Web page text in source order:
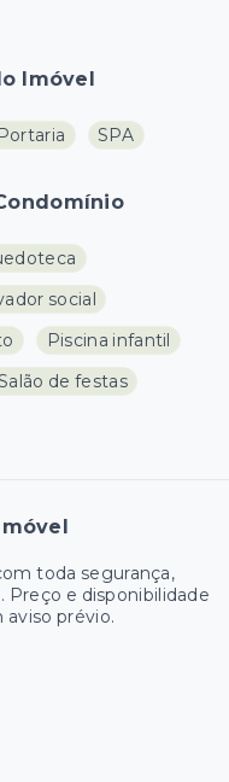
Imóvel
Portaria SPA
social
Piscina infantil
de festas
toda segurança,
e disponibilidade
aviso prévio.